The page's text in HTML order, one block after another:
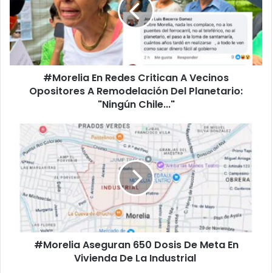
Vecinos
Opositores
A
Remodelación
Planetario:
#Morelia En Redes Critican A Vecinos
Opositores A Remodelación Del Planetario:
"Ningún Chile..."
#Morelia
Aseguran
650
Dosis
Meta
Vivienda
#Morelia Aseguran 650 Dosis De Meta En
Vivienda De La Industrial